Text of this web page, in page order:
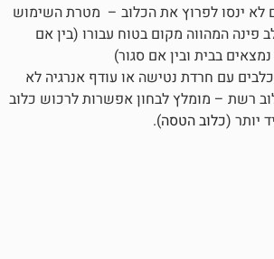
את הכלוב – מטרת השימוש
בטוח עבורו (בין אם
אם סגור)
או עודף אנרגיה לא
אפשרות לרכוש כלוב
).